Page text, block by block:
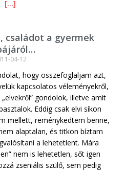
[…]
családot a gyermek
04-12
hogy összefoglaljam azt,
kapcsolatos véleményekről,
gondolok, illetve amit
Eddig csak elvi síkon
mellett, reménykedtem benne,
alaptalan, és titkon bíztam
a lehetetlent. Mára
nem is lehetetlen, sőt igen
zseniális szülő, sem pedig